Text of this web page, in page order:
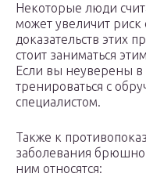
Некоторые люди
может увеличит
доказательств этих
стоит заниматься
Если вы неуверены
тренироваться с
специалистом.
Также к
заболевания
ним относятся: